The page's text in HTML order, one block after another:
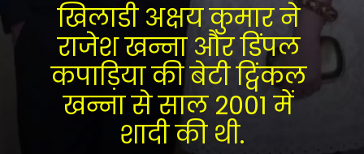
खिलाडी अक्षय कुमार ने
राजेश खन्ना और डिंपल
कपाड़िया की बेटी ट्विंकल
खन्ना से साल 2001 में
शादी की थी.